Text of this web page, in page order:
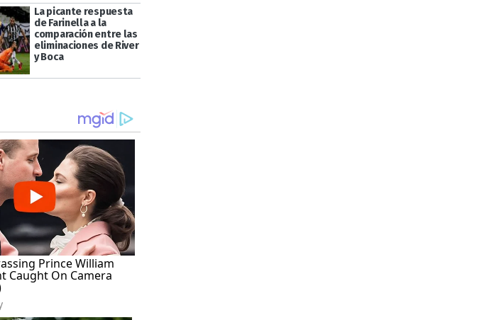
La picante respuesta
de Farinella a la
comparación entre las
eliminaciones de River
y Boca